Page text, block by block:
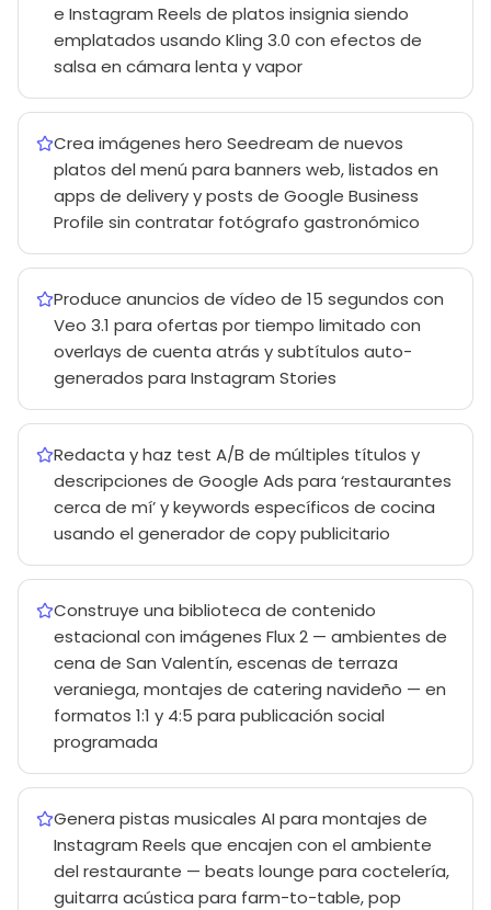
e Instagram Reels de platos insignia siendo
emplatados usando Kling 3.0 con efectos de
salsa en cámara lenta y vapor
Crea imágenes hero Seedream de nuevos
platos del menú para banners web, listados en
apps de delivery y posts de Google Business
Profile sin contratar fotógrafo gastronómico
Produce anuncios de vídeo de 15 segundos con
Veo 3.1 para ofertas por tiempo limitado con
overlays de cuenta atrás y subtítulos auto-
generados para Instagram Stories
Redacta y haz test A/B de múltiples títulos y
descripciones de Google Ads para ‘restaurantes
cerca de mí’ y keywords específicos de cocina
usando el generador de copy publicitario
Construye una biblioteca de contenido
estacional con imágenes Flux 2 — ambientes de
cena de San Valentín, escenas de terraza
veraniega, montajes de catering navideño — en
formatos 1:1 y 4:5 para publicación social
programada
Genera pistas musicales AI para montajes de
Instagram Reels que encajen con el ambiente
del restaurante — beats lounge para coctelería,
guitarra acústica para farm-to-table, pop